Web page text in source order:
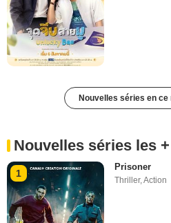
Nouvelles séries en ce
Nouvelles séries les
1
Prisoner
Thriller,Action